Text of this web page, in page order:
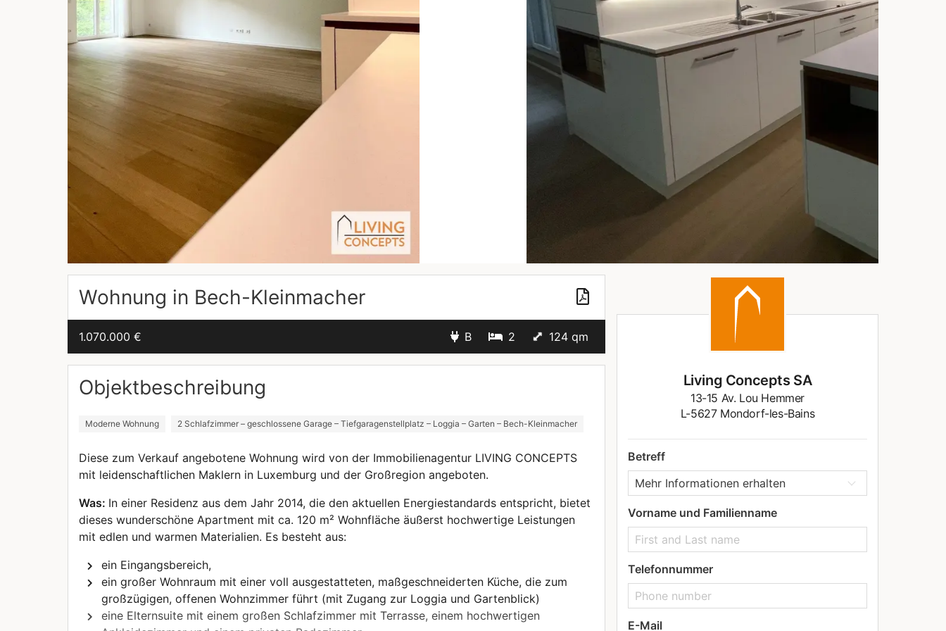
Wohnung in Bech-Kleinmacher
1.070.000 € B 2 124 qm
Objektbeschreibung
Moderne Wohnung 2 Schlafzimmer – geschlossene Garage – Tiefgaragenstellplatz – Loggia – Garten – Bech-Kleinmacher
Diese zum Verkauf angebotene Wohnung wird von der Immobilienagentur LIVING CONCEPTS
mit leidenschaftlichen Maklern in Luxemburg und der Großregion angeboten.
Was: In einer Residenz aus dem Jahr 2014, die den aktuellen Energiestandards entspricht, bietet
dieses wunderschöne Apartment mit ca. 120 m² Wohnfläche äußerst hochwertige Leistungen
mit edlen und warmen Materialien. Es besteht aus:
ein Eingangsbereich,
ein großer Wohnraum mit einer voll ausgestatteten, maßgeschneiderten Küche, die zum
großzügigen, offenen Wohnzimmer führt (mit Zugang zur Loggia und Gartenblick)
eine Elternsuite mit einem großen Schlafzimmer mit Terrasse, einem hochwertigen
Living Concepts SA
13-15 Av. Lou Hemmer
L-5627 Mondorf-les-Bains
Betreff
Vorname und Familienname
Telefonnummer
E-Mail